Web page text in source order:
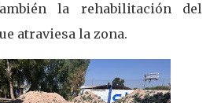
la rehabilitación del
atraviesa la zona.